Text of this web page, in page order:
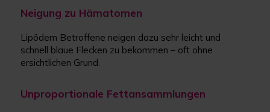
Neigung zu Hämatomen
Lipödem Betroffene neigen dazu sehr leicht und
schnell blaue Flecken zu bekommen – oft ohne
ersichtlichen Grund.
Unproportionale Fettansammlungen